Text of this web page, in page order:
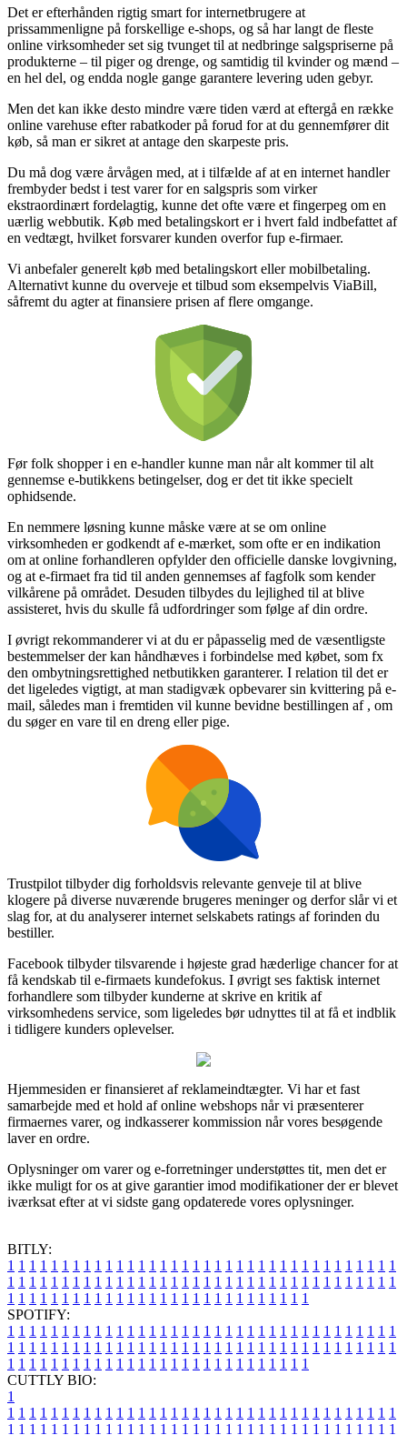
Det er efterhånden rigtig smart for internetbrugere at
prissammenligne på forskellige e-shops, og så har langt de fleste
online virksomheder set sig tvunget til at nedbringe salgspriserne på
produkterne – til piger og drenge, og samtidig til kvinder og mænd –
en hel del, og endda nogle gange garantere levering uden gebyr.
Men det kan ikke desto mindre være tiden værd at eftergå en række
online varehuse efter rabatkoder på forud for at du gennemfører dit
køb, så man er sikret at antage den skarpeste pris.
Du må dog være årvågen med, at i tilfælde af at en internet handler
frembyder bedst i test varer for en salgspris som virker
ekstraordinært fordelagtig, kunne det ofte være et fingerpeg om en
uærlig webbutik. Køb med betalingskort er i hvert fald indbefattet af
en vedtægt, hvilket forsvarer kunden overfor fup e-firmaer.
Vi anbefaler generelt køb med betalingskort eller mobilbetaling.
Alternativt kunne du overveje et tilbud som eksempelvis ViaBill,
såfremt du agter at finansiere prisen af flere omgange.
Før folk shopper i en e-handler kunne man når alt kommer til alt
gennemse e-butikkens betingelser, dog er det tit ikke specielt
ophidsende.
En nemmere løsning kunne måske være at se om online
virksomheden er godkendt af e-mærket, som ofte er en indikation
om at online forhandleren opfylder den officielle danske lovgivning,
og at e-firmaet fra tid til anden gennemses af fagfolk som kender
vilkårene på området. Desuden tilbydes du lejlighed til at blive
assisteret, hvis du skulle få udfordringer som følge af din ordre.
I øvrigt rekommanderer vi at du er påpasselig med de væsentligste
bestemmelser der kan håndhæves i forbindelse med købet, som fx
den ombytningsrettighed netbutikken garanterer. I relation til det er
det ligeledes vigtigt, at man stadigvæk opbevarer sin kvittering på e-
mail, således man i fremtiden vil kunne bevidne bestillingen af , om
du søger en vare til en dreng eller pige.
Trustpilot tilbyder dig forholdsvis relevante genveje til at blive
klogere på diverse nuværende brugeres meninger og derfor slår vi et
slag for, at du analyserer internet selskabets ratings af forinden du
bestiller.
Facebook tilbyder tilsvarende i højeste grad hæderlige chancer for at
få kendskab til e-firmaets kundefokus. I øvrigt ses faktisk internet
forhandlere som tilbyder kunderne at skrive en kritik af
virksomhedens service, som ligeledes bør udnyttes til at få et indblik
i tidligere kunders oplevelser.
Hjemmesiden er finansieret af reklameindtægter. Vi har et fast
samarbejde med et hold af online webshops når vi præsenterer
firmaernes varer, og indkasserer kommission når vores besøgende
laver en ordre.
Oplysninger om varer og e-forretninger understøttes tit, men det er
ikke muligt for os at give garantier imod modifikationer der er blevet
iværksat efter at vi sidste gang opdaterede vores oplysninger.
BITLY:
1 1 1 1 1 1 1 1 1 1 1 1 1 1 1 1 1 1 1 1 1 1 1 1 1 1 1 1 1 1 1 1 1 1 1 1
1 1 1 1 1 1 1 1 1 1 1 1 1 1 1 1 1 1 1 1 1 1 1 1 1 1 1 1 1 1 1 1 1 1 1 1
1 1 1 1 1 1 1 1 1 1 1 1 1 1 1 1 1 1 1 1 1 1 1 1 1 1 1 1
SPOTIFY:
1 1 1 1 1 1 1 1 1 1 1 1 1 1 1 1 1 1 1 1 1 1 1 1 1 1 1 1 1 1 1 1 1 1 1 1
1 1 1 1 1 1 1 1 1 1 1 1 1 1 1 1 1 1 1 1 1 1 1 1 1 1 1 1 1 1 1 1 1 1 1 1
1 1 1 1 1 1 1 1 1 1 1 1 1 1 1 1 1 1 1 1 1 1 1 1 1 1 1 1
CUTTLY BIO:
1
1 1 1 1 1 1 1 1 1 1 1 1 1 1 1 1 1 1 1 1 1 1 1 1 1 1 1 1 1 1 1 1 1 1 1 1
1 1 1 1 1 1 1 1 1 1 1 1 1 1 1 1 1 1 1 1 1 1 1 1 1 1 1 1 1 1 1 1 1 1 1 1